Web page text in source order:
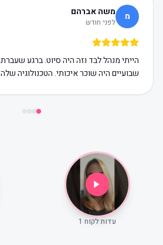
מ משה אברהם
לפני חודש
הייתי מנהל לבד וזה היה סיוט. ברגע
שבועיים היה שוכר איכותי. הטכנולוגיה
עדות לקוח 1